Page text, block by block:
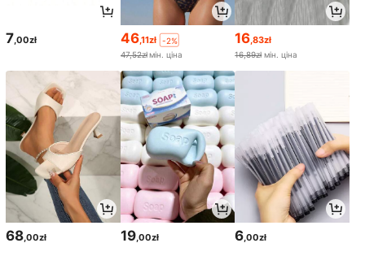
7 ,00zł 46,11zł
-2%
47,52złмін. ціна
16 ,83zł
16,89zł мін. ціна
68,00zł 19,00zł 6,00zł